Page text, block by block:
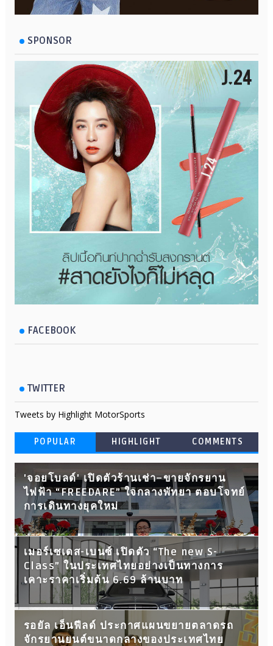
SPONSOR
FACEBOOK
TWITTER
Tweets by Highlight MotorSports
POPULAR HIGHLIGHT COMMENTS
'จอยโบลด์' เปิดตัวร้านเช่า–ขายจักรยาน
ไฟฟ้า “FREEDARE” ใจกลางพัทยา ตอบโจทย์
การเดินทางยุคใหม่
เมอร์เซเดส-เบนซ์ เปิดตัว “The new S-
Class” ในประเทศไทยอย่างเป็นทางการ
เคาะราคาเริ่มต้น 6.69 ล้านบาท
รอยัล เอ็นฟีลด์ ประกาศแผนขยายตลาดรถ
จักรยานยนต์ขนาดกลางของประเทศไทย